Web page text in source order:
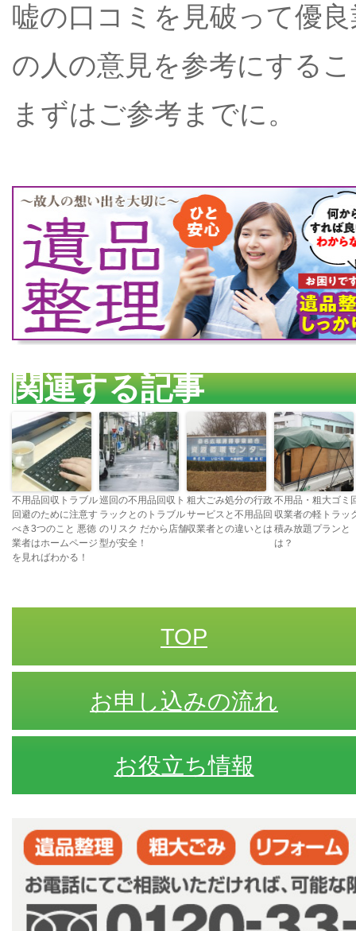
嘘の口コミを見破って優
の人の意見を参考にする
まずはご参考までに。
関連する記事
不用品回収トラブル
回避のために注意す
べき3つのこと 悪徳
業者はホームページ
を見ればわかる！
巡回の不用品回収ト
ラックとのトラブル
のリスク だから店舗
型が安全！
粗大ごみ処分の行政
サービスと不用品回
収業者との違いとは
不用品・粗大ゴミ
収業者の軽トラッ
積み放題プランと
は？
TOP
お申し込みの流れ
お役立ち情報